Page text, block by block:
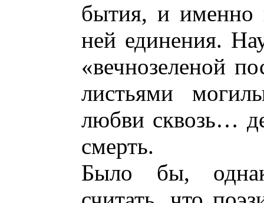
бытия, и именно
ней единения.
«вечнозеленой
листьями
любви сквозь…
смерть.
Было бы,